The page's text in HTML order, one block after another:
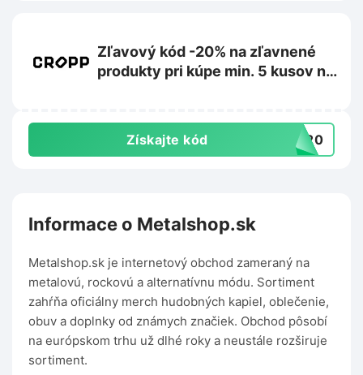
Zľavový kód -20% na zľavnené
produkty pri kúpe min. 5 kusov na
Získajte kód RA20
Informace o Metalshop.sk
Metalshop.sk je internetový obchod zameraný na
metalovú, rockovú a alternatívnu módu. Sortiment
zahŕňa oficiálny merch hudobných kapiel, oblečenie,
obuv a doplnky od známych značiek. Obchod pôsobí
na európskom trhu už dlhé roky a neustále rozširuje
sortiment.